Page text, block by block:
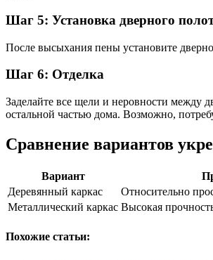
Шаг 5: Установка дверного
После высыхания пены установите
Шаг 6: Отделка
Заделайте все щели и неровности между
остальной частью дома. Возможно,
Сравнение вариантов
Вариант
Деревянный каркас
Относительно
Металлический каркас Высокая
Похожие статьи: